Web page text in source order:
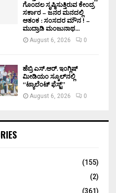
ಗೊಂದಲ ಸೃಷ್ಠಿಸುತ್ತಿರುವ ಕೇಂದ್ರ
ಸರ್ಕಾರ – ಜನರ ಮನದಲ್ಲಿ
ಆತಂಕ : ಸಂಸದರ ಮೌನ ! –
ಮುದ್ರಾಡಿ ಮಂಜುನಾಥ...
August 6, 2026 0
ಹೆಬ್ರಿ ಎಸ್.ಆರ್. ಇಂಗ್ಲಿಷ್
ಮೀಡಿಯಂ ಸ್ಕೂಲ್‌ನಲ್ಲಿ
“ಟ್ಯಾಲೆಂಟ್ ಫೆಸ್ಟ್”
August 6, 2026 0
(155)
(2)
(361)